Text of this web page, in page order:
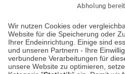
Wir nutzen Cookies oder
Website für die Speicherung oder
Ihrer Endeinrichtung. Einige sind
und unseren Partnern - Ihre
verbundene Verarbeitungen für
unsere Website zu optimieren,
Abholung
Unser Geschäft
Auf dem